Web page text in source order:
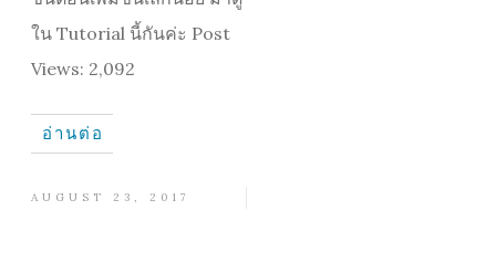
ใน Tutorial นี้กันค่ะ Post
Views: 2,092
อ่านต่อ
AUGUST 23, 2017